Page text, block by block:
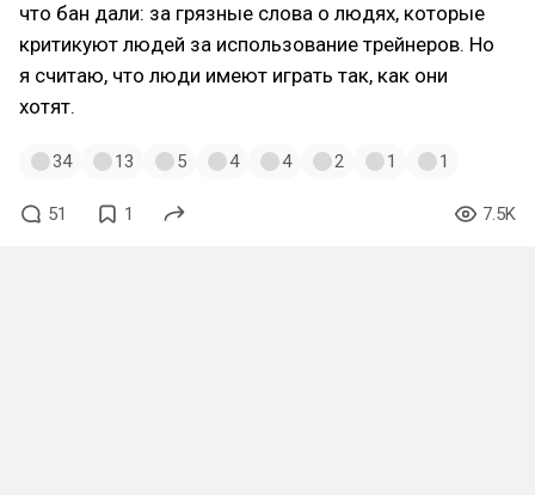
что бан дали: за грязные слова о людях, которые
критикуют людей за использование трейнеров. Но
я считаю, что люди имеют играть так, как они
хотят.
34 13 5 4 4 2 1 1
51 1 7.5K